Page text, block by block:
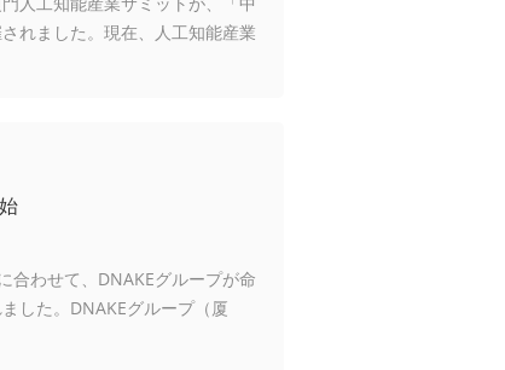
れました。現在、人工知能産業
合わせて、DNAKEグループが命
した。DNAKEグループ（厦